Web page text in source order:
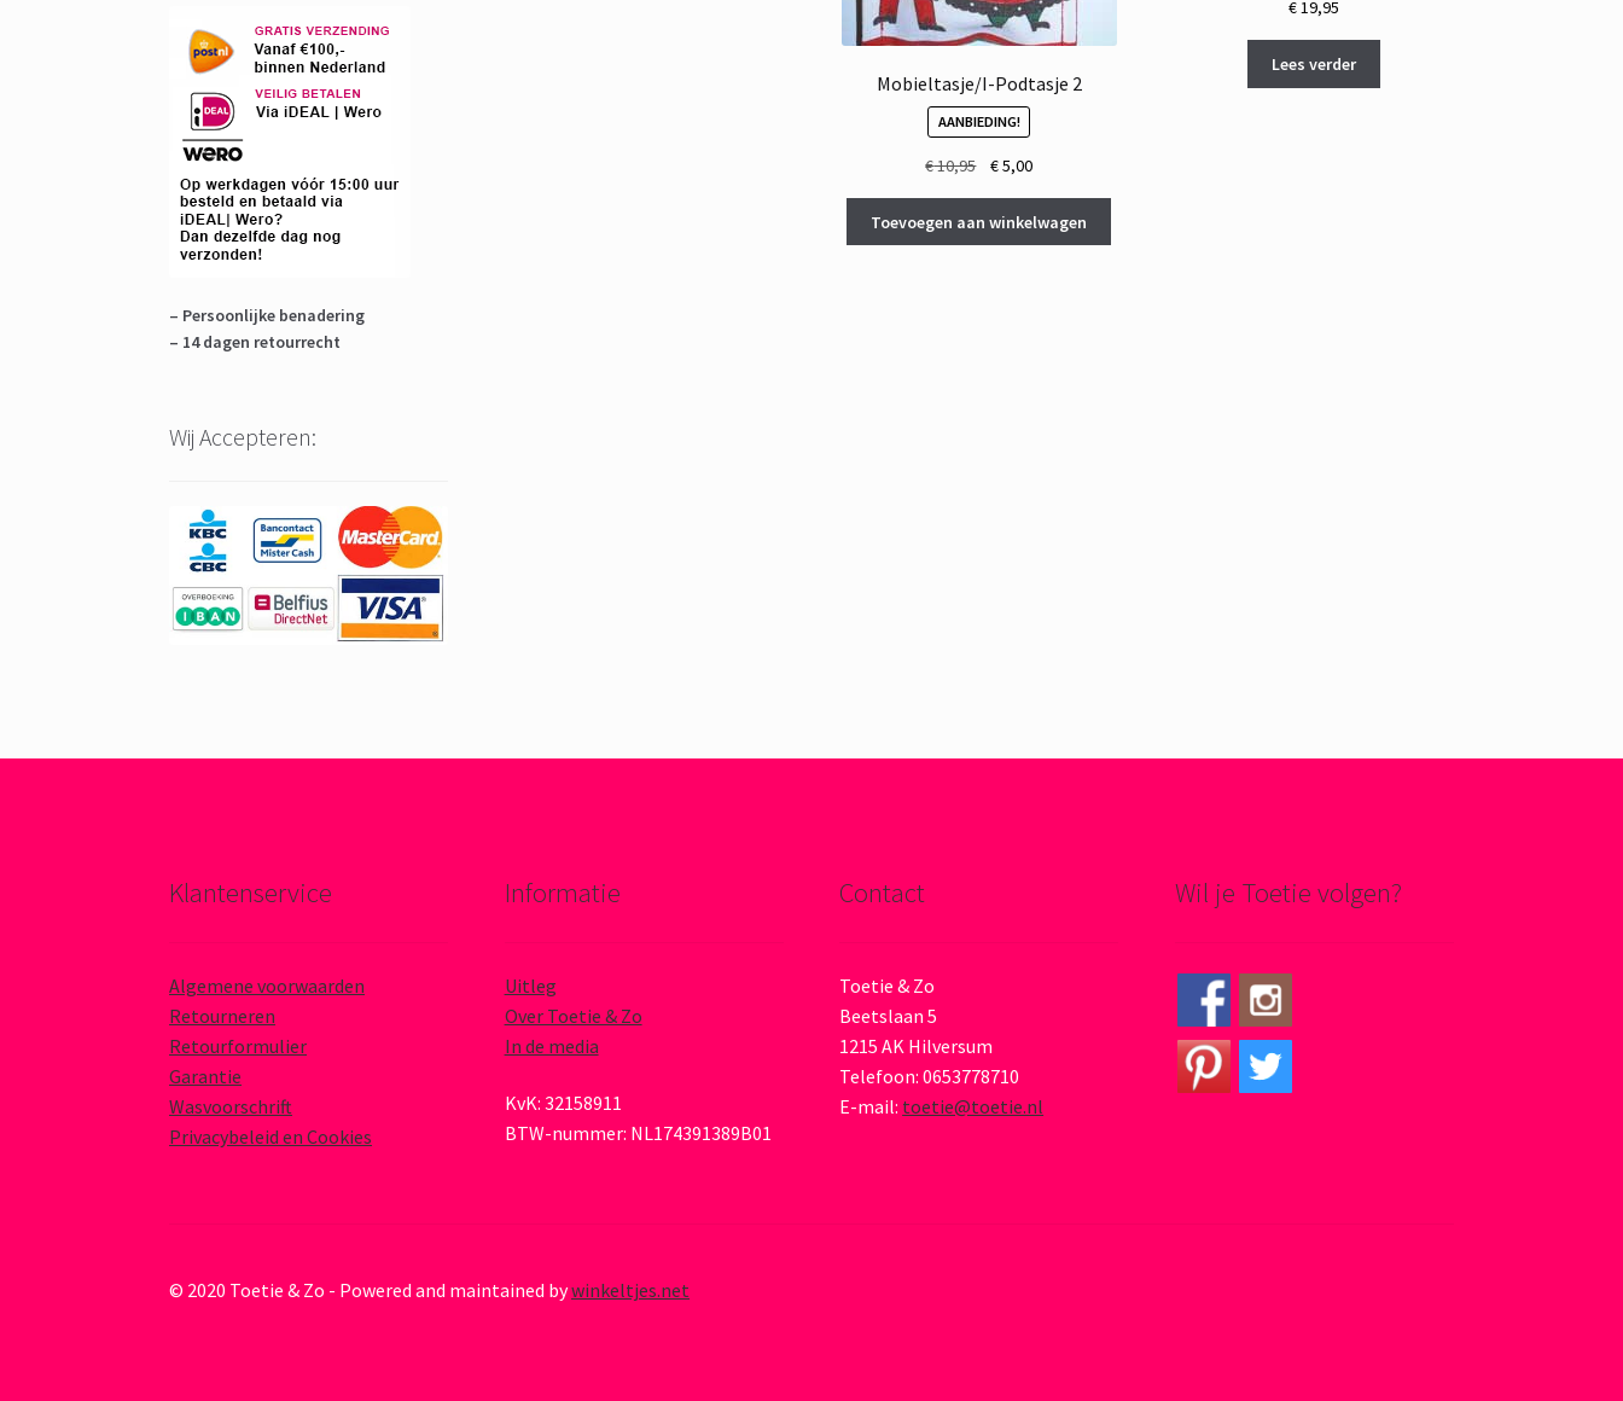
Mobieltasje/I-Podtasje 2
AANBIEDING!
€10,95
Oorspronkelijke
was:
€ 10,95.
€5,00Huidige
is:
€ 5,00.
Toevoegen aan winkelwagen
€19,95
Lees verder
– Persoonlijke benadering
– 14 dagen retourrecht
Wij Accepteren:
Klantenservice
Algemene voorwaarden
Retourneren
Retourformulier
Garantie
Wasvoorschrift
Privacybeleid en Cookies
Informatie
Uitleg
Over Toetie & Zo
In de media
KvK: 32158911
BTW-nummer: NL174391389B01
Contact
Toetie & Zo
Beetslaan 5
1215 AK Hilversum
Telefoon: 0653778710
E-mail: toetie@toetie.nl
Wil je Toetie volgen?
© 2020 Toetie & Zo - Powered and maintained bywinkeltjes.net